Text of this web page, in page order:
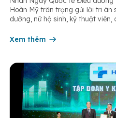
Hoàn Mỹ trân trọng gửi lời tri ân
dưỡng, nữ hộ sinh, kỹ thuật
âm thầm đồng hành trên […]
Xem thêm